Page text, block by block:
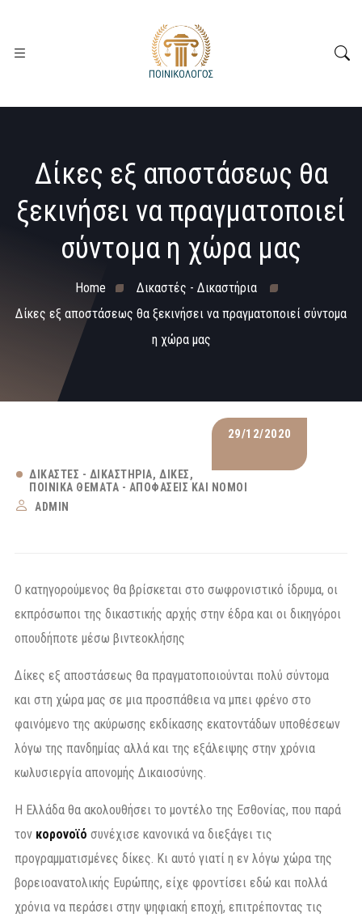
Δίκες εξ αποστάσεως θα
ξεκινήσει να πραγματοποιεί
σύντομα η χώρα μας
Home
Δικαστές - Δικαστήρια
Δίκες εξ αποστάσεως θα ξεκινήσει να πραγματοποιεί σύντομα
η χώρα μας
29/12/2020
ΔΙΚΑΣΤΈΣ - ΔΙΚΑΣΤΉΡΙΑ
ΔΊΚΕΣ
ΠΟΙΝΙΚΆ ΘΈΜΑΤΑ - ΑΠΟΦΆΣΕΙΣ ΚΑΙ ΝΌΜΟΙ
ADMIN
Ο κατηγορούμενος θα βρίσκεται στο σωφρονιστικό ίδρυμα, οι
εκπρόσωποι της δικαστικής αρχής στην έδρα και οι δικηγόροι
οπουδήποτε μέσω βιντεοκλήσης
Δίκες εξ αποστάσεως θα πραγματοποιούνται πολύ σύντομα
και στη χώρα μας σε μια προσπάθεια να μπει φρένο στο
φαινόμενο της ακύρωσης εκδίκασης εκατοντάδων υποθέσεων
λόγω της πανδημίας αλλά και της εξάλειψης στην χρόνια
κωλυσιεργία απονομής Δικαιοσύνης.
Η Ελλάδα θα ακολουθήσει το μοντέλο της Εσθονίας, που παρά
τον κορονοϊό συνέχισε κανονικά να διεξάγει τις
προγραμματισμένες δίκες. Κι αυτό γιατί η εν λόγω χώρα της
βορειοανατολικής Ευρώπης, είχε φροντίσει εδώ και πολλά
χρόνια να περάσει στην ψηφιακή εποχή, επιτρέποντας τις